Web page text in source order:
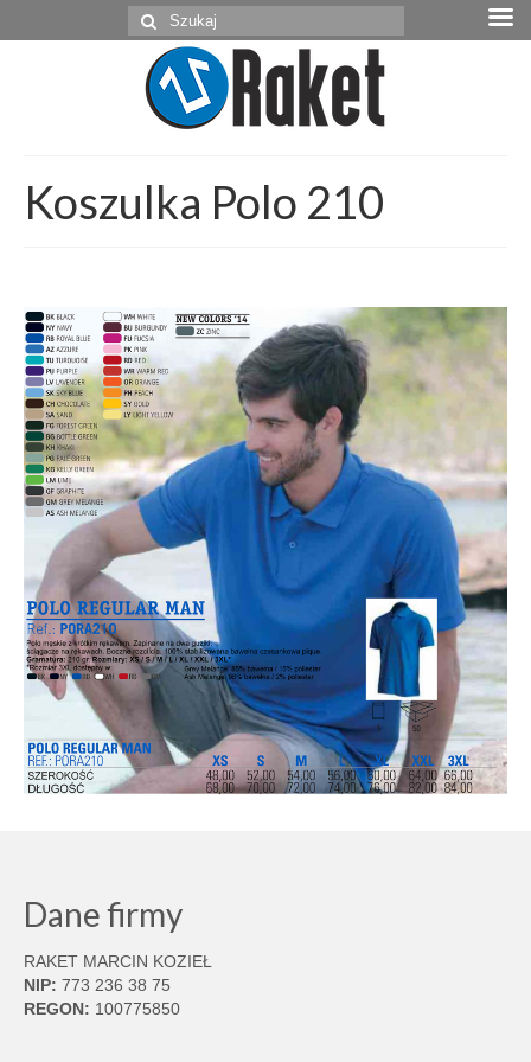
Szuklaj
w:
Koszulka Polo 210
Dane firmy
RAKET MARCIN KOZIEŁ
NIP: 773 236 38 75
REGON: 100775850